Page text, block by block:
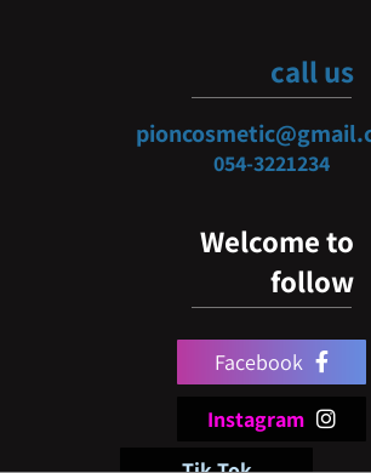
call us
054-3221234
Welcome to
follow
Facebook
Instagram